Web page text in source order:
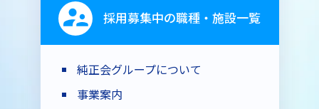
採用募集中の職種・施設一覧
純正会グループについて
事業案内